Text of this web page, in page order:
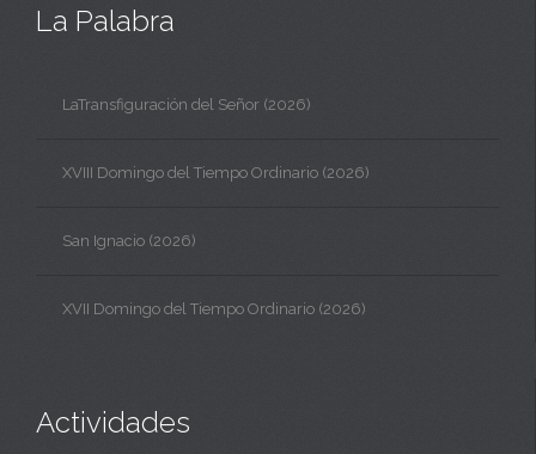
La Palabra
LaTransfiguración del Señor (2026)
XVIII Domingo del Tiempo Ordinario (2026)
San Ignacio (2026)
XVII Domingo del Tiempo Ordinario (2026)
Actividades